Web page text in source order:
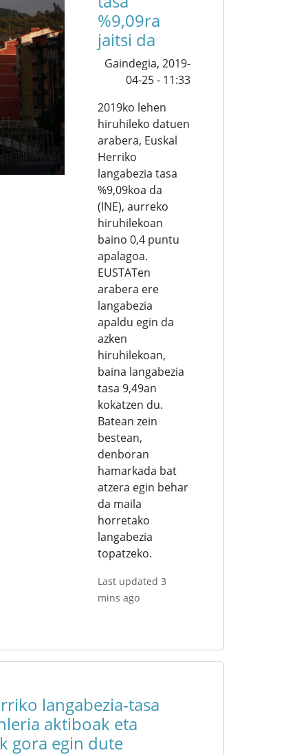
%9,09ra
jaitsi da
Gaindegia, 2019-
04-25 - 11:33
2019ko lehen
hiruhileko datuen
arabera, Euskal
Herriko
langabezia tasa
%9,09koa da
(INE), aurreko
hiruhilekoan
baino 0,4 puntu
apalagoa.
EUSTATen
arabera ere
langabezia
apaldu egin da
azken
hiruhilekoan,
baina langabezia
tasa 9,49an
kokatzen du.
Batean zein
bestean,
denboran
hamarkada bat
atzera egin behar
da maila
horretako
langabezia
topatzeko.
Last updated 3
mins ago
langabezia-tasa
aktiboak eta
gora egin dute